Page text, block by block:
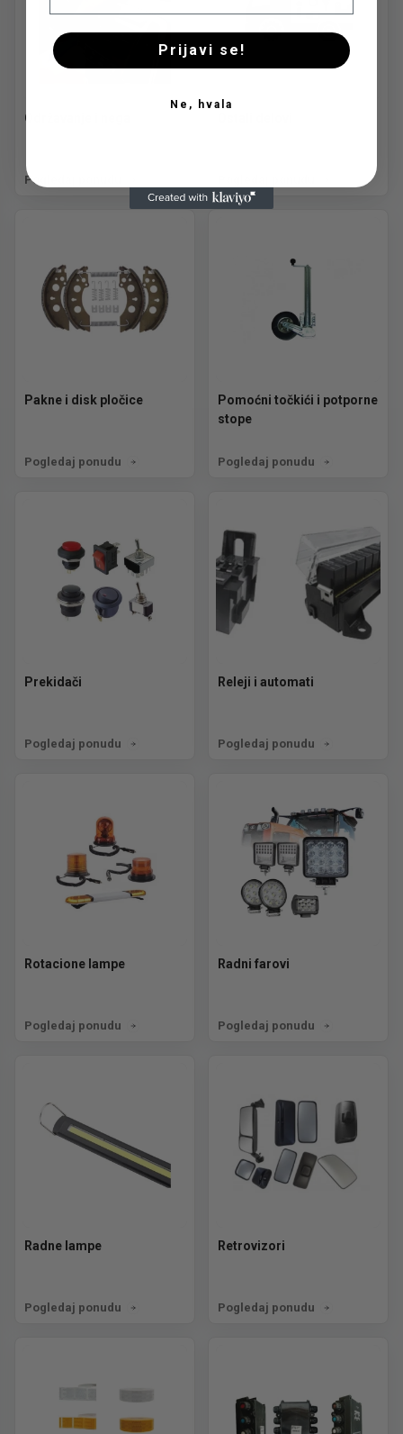
Održavanje i nega
Pogledaj ponudu
Pakne i disk pločice
Pogledaj ponudu
Pomoćni točkići i potporne
stope
Pogledaj ponudu
Prekidači
Pogledaj ponudu
Releji i automati
Pogledaj ponudu
Rotacione lampe
Pogledaj ponudu
Radni farovi
Pogledaj ponudu
Radne lampe
Pogledaj ponudu
Retrovizori
Pogledaj ponudu
Prijavi se!
Ne, hvala